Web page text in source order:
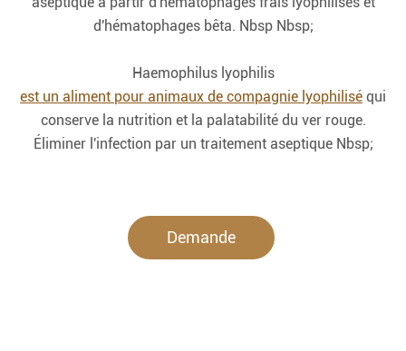
d'hématophages bêta. Nbsp Nbsp;
Haemophilus lyophilis
est un aliment pour animaux de compagnie lyophilisé qui
conserve la nutrition et la palatabilité du ver rouge.
Éliminer l'infection par un traitement aseptique Nbsp;
Demande